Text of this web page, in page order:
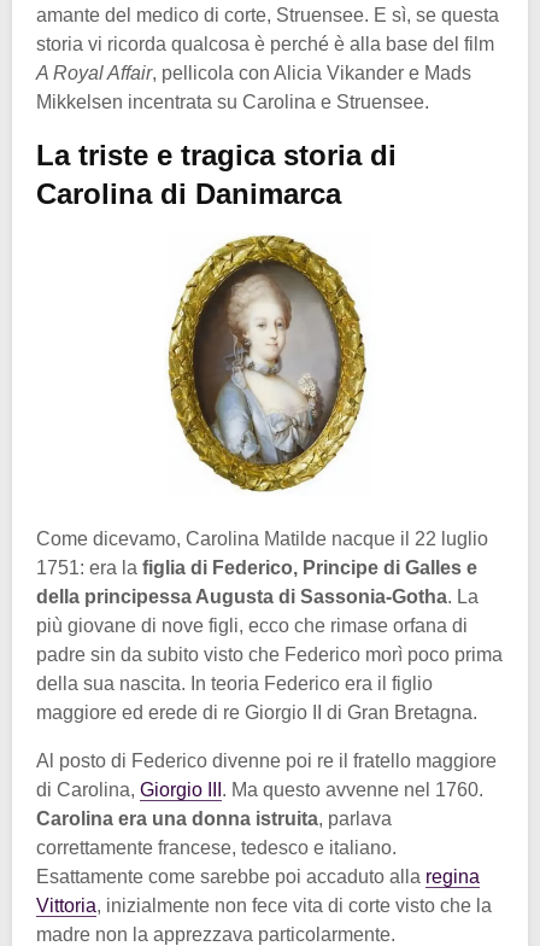
amante del medico di corte, Struensee. E sì, se questa
storia vi ricorda qualcosa è perché è alla base del film
A Royal Affair, pellicola con Alicia Vikander e Mads
Mikkelsen incentrata su Carolina e Struensee.
La triste e tragica storia di
Carolina di Danimarca
Come dicevamo, Carolina Matilde nacque il 22 luglio
1751: era la figlia di Federico, Principe di Galles e
della principessa Augusta di Sassonia-Gotha. La
più giovane di nove figli, ecco che rimase orfana di
padre sin da subito visto che Federico morì poco prima
della sua nascita. In teoria Federico era il figlio
maggiore ed erede di re Giorgio II di Gran Bretagna.
Al posto di Federico divenne poi re il fratello maggiore
di Carolina, Giorgio III . Ma questo avvenne nel 1760.
Carolina era una donna istruita, parlava
correttamente francese, tedesco e italiano.
Esattamente come sarebbe poi accaduto alla regina
Vittoria, inizialmente non fece vita di corte visto che la
madre non la apprezzava particolarmente.